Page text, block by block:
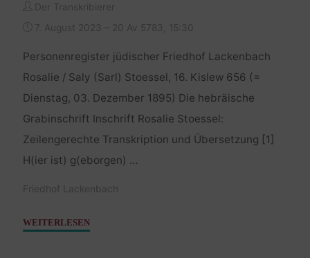
Der Transkribierer
7. August 2023 – 20 Av 5783, 15:30
Personenregister jüdischer Friedhof Lackenbach
Rosalie / Saly (Sarl) Stoessel, 16. Kislew 656 (=
Dienstag, 03. Dezember 1895) Die hebräische
Grabinschrift Inschrift Rosalie Stoessel:
Zeilengerechte Transkription und Übersetzung [1]
H(ier ist) g(eborgen) …
Friedhof Lackenbach
WEITERLESEN"Stössel